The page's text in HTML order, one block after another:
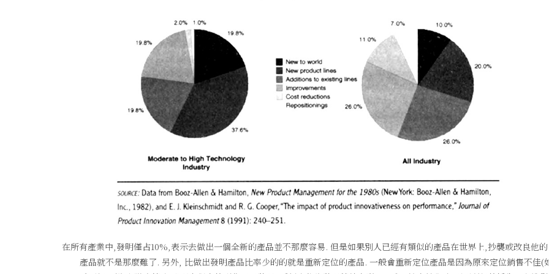
在所有產業中,發明僅占10%,表示去做出一個全新的產品並不那麼容易. 但是如果別人已經有類似的產品在世界上,抄襲或改良他的
產品就不是那麼難了. 另外, 比做出發明產品比率少的的就是重新定位的產品. 一般會重新定位產品是因為原來定位銷售不佳(